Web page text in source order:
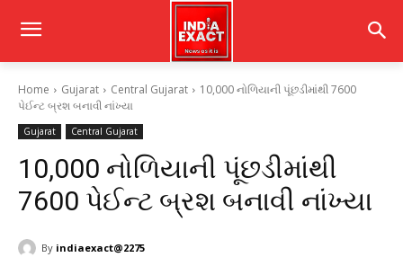
Home Gujarat Central Gujarat
10,000 નોળિયાની પૂંછડીમાંથી 7600
પેઈન્ટ બ્રશ બનાવી નાંખ્યા
Gujarat Central Gujarat
10,000 નોળિયાની પૂંછડીમાંથી
7600 પેઈન્ટ બ્રશ બનાવી નાંખ્યા
By indiaexact@2275